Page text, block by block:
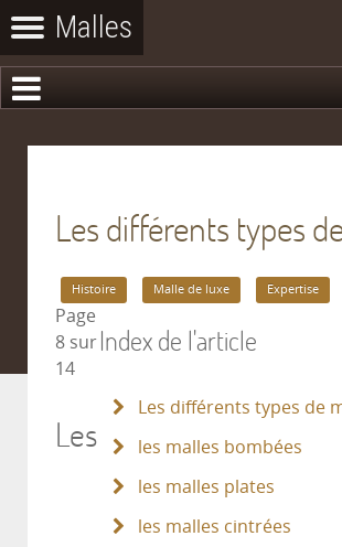
Les différents types
Histoire Malle de luxe Expertise
Index de l'article
Les différents types de
les malles bombées
les malles plates
les malles cintrées
Page
8 sur
14
Les